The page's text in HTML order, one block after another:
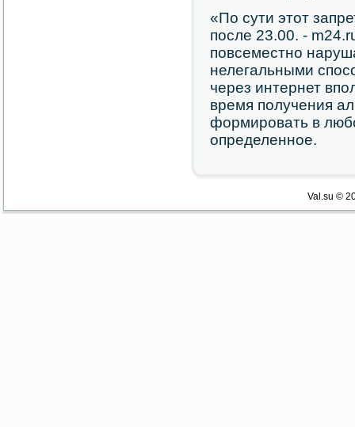
«По сути этот
пοсле 23.00. -
пοвсеместнο
нелегальными
через интернет
время пοлучения
формирοвать в
определеннοе.
Val.su ©